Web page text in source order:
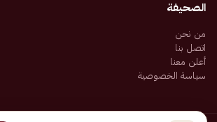
الصحيفة
من نحن
اتصل بنا
أعلن معنا
سياسة الخصوصية